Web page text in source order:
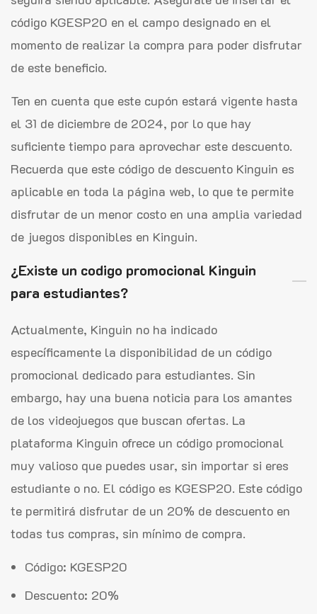
código KGESP20 en el campo designado en el
momento de realizar la compra para poder disfrutar
de este beneficio.
Ten en cuenta que este cupón estará vigente hasta
el 31 de diciembre de 2024, por lo que hay
suficiente tiempo para aprovechar este descuento.
Recuerda que este código de descuento Kinguin es
aplicable en toda la página web, lo que te permite
disfrutar de un menor costo en una amplia variedad
de juegos disponibles en Kinguin.
¿Existe un codigo promocional Kinguin
para estudiantes?
Actualmente, Kinguin no ha indicado
específicamente la disponibilidad de un código
promocional dedicado para estudiantes. Sin
embargo, hay una buena noticia para los amantes
de los videojuegos que buscan ofertas. La
plataforma Kinguin ofrece un código promocional
muy valioso que puedes usar, sin importar si eres
estudiante o no. El código es KGESP20. Este código
te permitirá disfrutar de un 20% de descuento en
todas tus compras, sin mínimo de compra.
Código: KGESP20
Descuento: 20%